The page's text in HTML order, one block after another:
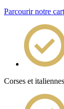
Parcourir notre
Corses et italiennes